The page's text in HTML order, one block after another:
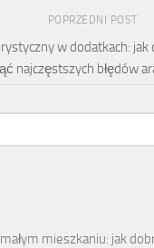
POPRZEDNI POST
w dodatkach: jak
najczęstszych błędów
mieszkaniu: jak